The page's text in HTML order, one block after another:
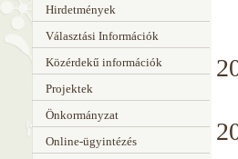
Hirdetmények
Választási Információk
Közérdekű információk
Projektek
Önkormányzat
Online-ügyintézés